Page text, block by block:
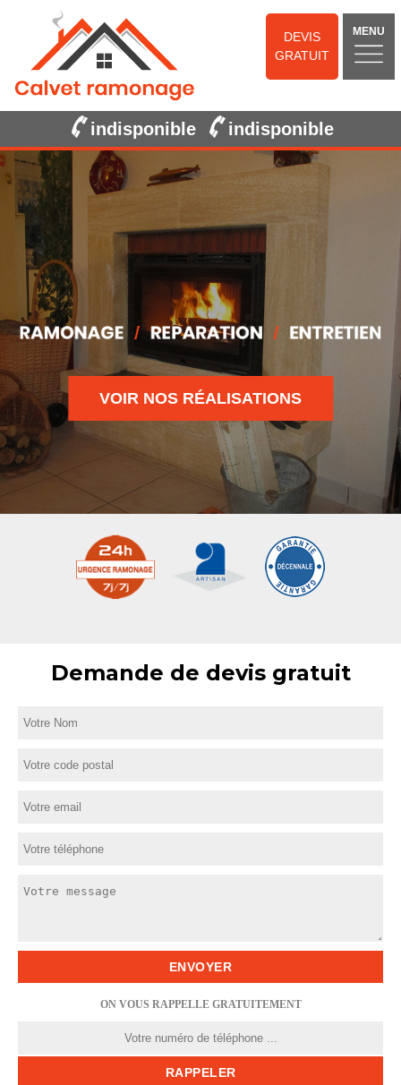
DEVIS
GRATUIT
MENU
indisponible indisponible
VOIR NOS RÉALISATIONS
Demande de devis gratuit
ON VOUS RAPPELLE GRATUITEMENT